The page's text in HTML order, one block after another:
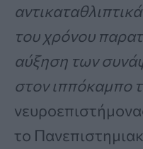
του χρόνου
αύξηση των
στον ιππόκαμπο
το